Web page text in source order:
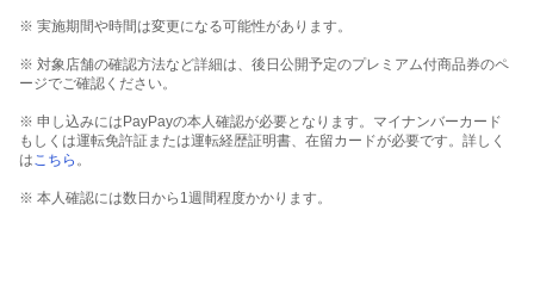
※ 実施期間や時間は変更になる可能性があります。
※ 対象店舗の確認方法など詳細は、後日公開予定のプレミアム付商品券のペ
ージでご確認ください。
※ 申し込みにはPayPayの本人確認が必要となります。マイナンバーカード
もしくは運転免許証または運転経歴証明書、在留カードが必要です。詳しく
は こちら 。
※ 本人確認には数日から1週間程度かかります。